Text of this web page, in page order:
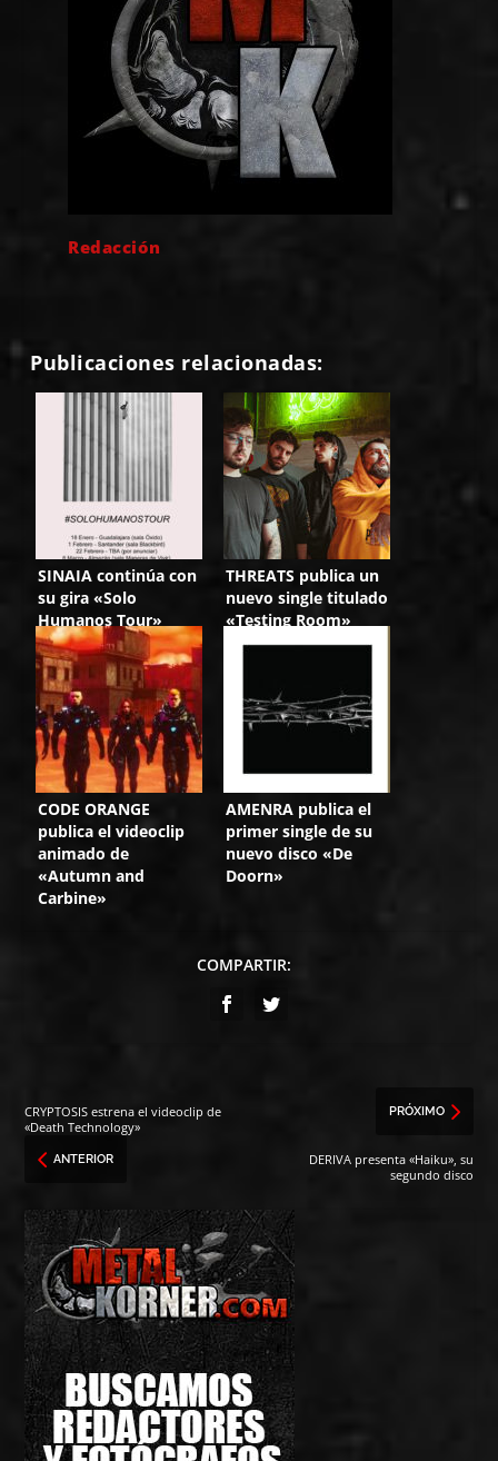
Redacción
Publicaciones relacionadas:
SINAIA continúa con
su gira «Solo
Humanos Tour»
THREATS publica un
nuevo single titulado
«Testing Room»
CODE ORANGE
publica el videoclip
animado de
«Autumn and
Carbine»
AMENRA publica el
primer single de su
nuevo disco «De
Doorn»
COMPARTIR:
CRYPTOSIS estrena el videoclip de
«Death Technology»
ANTERIOR
PRÓXIMO
DERIVA presenta «Haiku», su
segundo disco